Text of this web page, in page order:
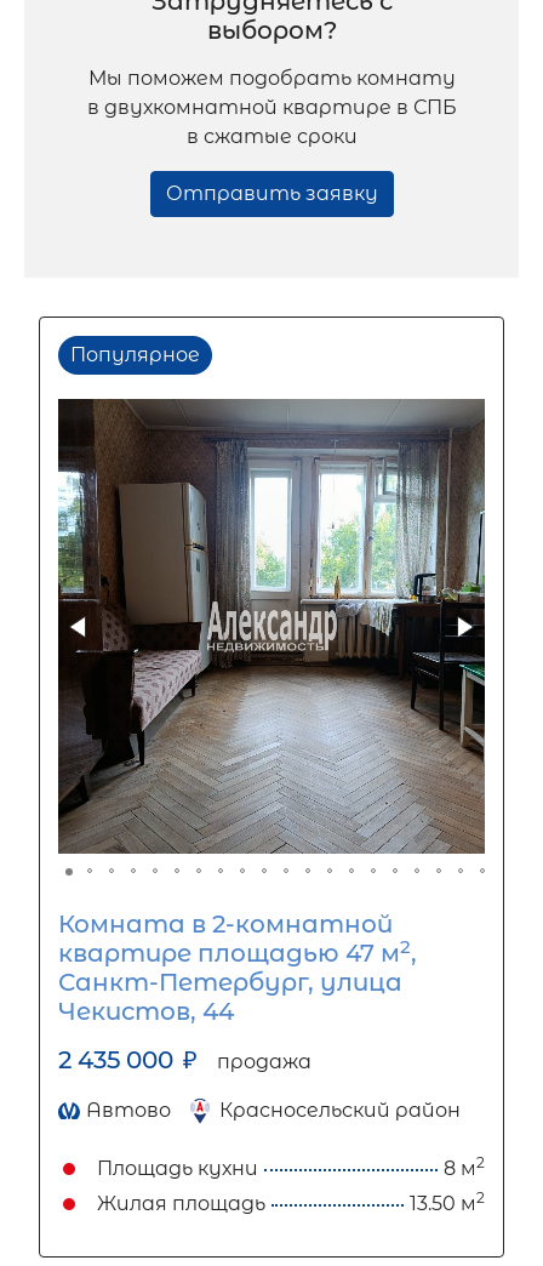
выбором?
Мы поможем подобрать комнату
в двухкомнатной квартире в СПБ
в сжатые сроки
Отправить заявку
Популярное
Комната в 2-комнатной
квартире площадью 47 м2,
Санкт-Петербург, улица
Чекистов, 44
2 435 000 ₽ продажа
Автово Красносельский район
Площадь кухни 8 м2
Жилая площадь 13.50 м2